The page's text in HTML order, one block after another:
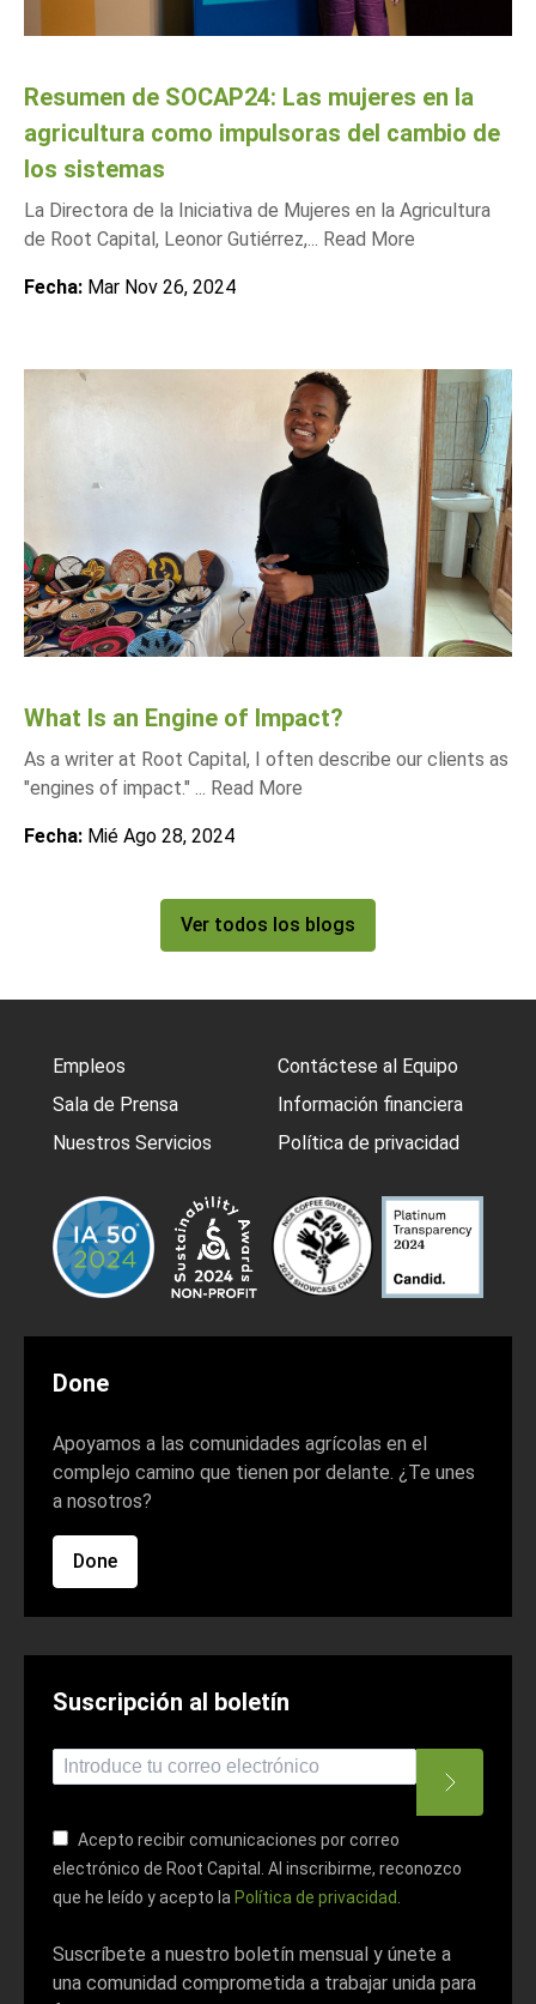
Resumen de SOCAP24: Las mujeres en la
agricultura como impulsoras del cambio de
los sistemas
La Directora de la Iniciativa de Mujeres en la Agricultura
de Root Capital, Leonor Gutiérrez,... Read More
Fecha: Mar Nov 26, 2024
What Is an Engine of Impact?
As a writer at Root Capital, I often describe our clients as
"engines of impact." ... Read More
Fecha: Mié Ago 28, 2024
Ver todos los blogs
Empleos
Sala de Prensa
Nuestros Servicios
Contáctese al Equipo
Información financiera
Política de privacidad
Done
Apoyamos a las comunidades agrícolas en el
complejo camino que tienen por delante. ¿Te unes
a nosotros?
Done
Suscripción al boletín
indica necesario
Dirección de correo electrónico *
Acepto recibir comunicaciones por correo
electrónico de Root Capital. Al inscribirme, reconozco
que he leído y acepto la Política de privacidad
Suscríbete a nuestro boletín mensual y únete a
una comunidad comprometida a trabajar unida para